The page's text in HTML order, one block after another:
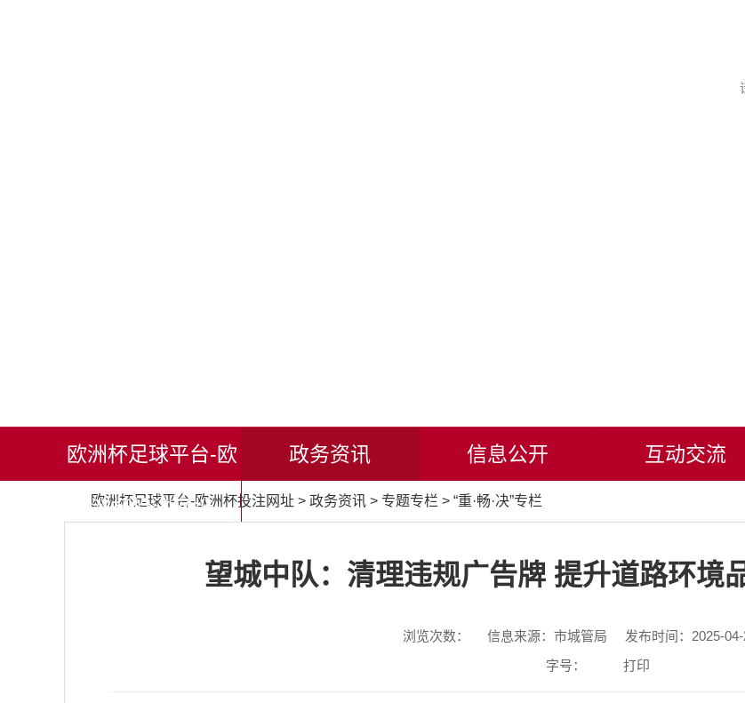
欧洲杯足球平台-欧
洲杯投注网址
政务资讯 信息公开 互动交流
欧洲杯足球平台-欧洲杯投注网址 > 政务资讯 > 专题专栏 > “重·畅·决”专栏
望城中队：清理违规广告牌 提升道路环境
浏览次数： 信息来源：市城管局
发布时间：2025-
字号：
打印